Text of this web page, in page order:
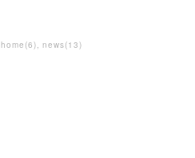
home (6) news(13)